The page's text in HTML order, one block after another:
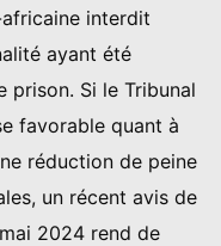
interdit
ayant été
prison. Si le Tribunal
favorable quant à
réduction de peine
un récent avis de
2024 rend de